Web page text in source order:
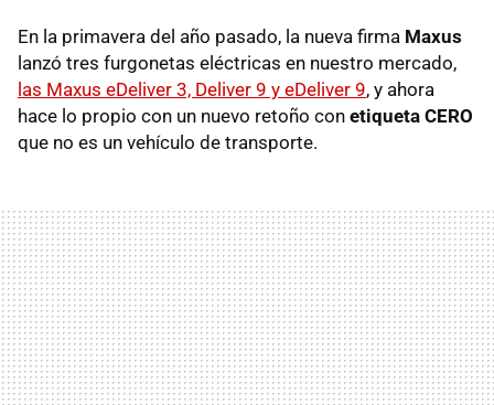
En la primavera del año pasado, la nueva firma Maxus
lanzó tres furgonetas eléctricas en nuestro mercado,
las Maxus eDeliver 3, Deliver 9 y eDeliver 9, y ahora
hace lo propio con un nuevo retoño con etiqueta CERO
que no es un vehículo de transporte.